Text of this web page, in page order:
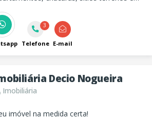
e apartamentos.
3
Telefone E-mail
Decio Nogueira
Imobiliária
imóvel na medida certa!